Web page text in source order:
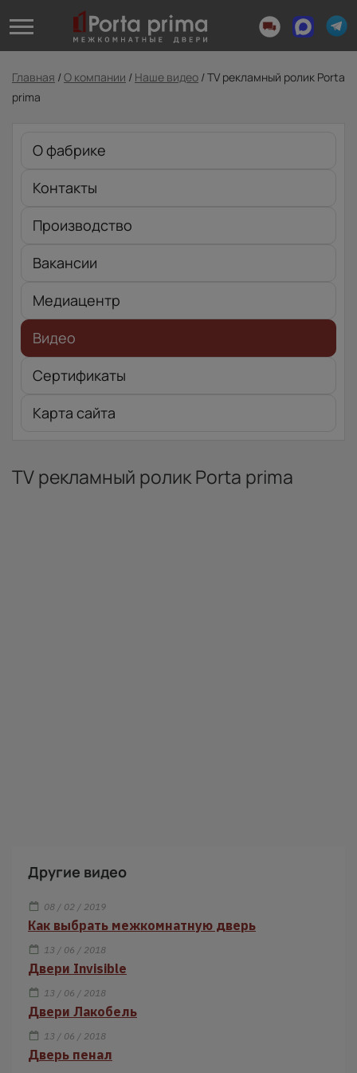
Главная /О компании / Наше видео /TV рекламный ролик Porta
prima
О фабрике
Контакты
Производство
Вакансии
Медиацентр
Видео
Сертификаты
Карта сайта
TV рекламный ролик Porta prima
Другие видео
08 / 02 / 2019
Как выбрать межкомнатную дверь
13 / 06 / 2018
Двери Invisible
13 / 06 / 2018
Двери Лакобель
13 / 06 / 2018
Дверь пенал